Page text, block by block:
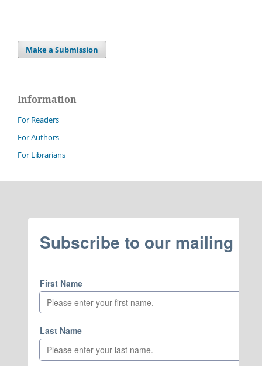
Make a Submission
Information
For Readers
For Authors
For Librarians